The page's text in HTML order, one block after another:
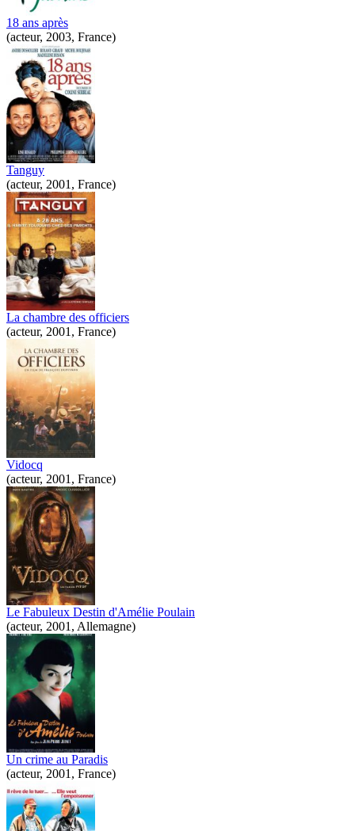
18 ans après
(acteur, 2003, France)
Tanguy
(acteur, 2001, France)
La chambre des officiers
(acteur, 2001, France)
Vidocq
(acteur, 2001, France)
Le Fabuleux Destin d'Amélie Poulain
(acteur, 2001, Allemagne)
Un crime au Paradis
(acteur, 2001, France)